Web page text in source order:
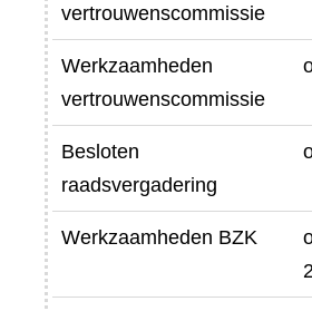
vertrouwenscommissie
Werkzaamheden
vertrouwenscommissie
Besloten
raadsvergadering
Werkzaamheden BZK